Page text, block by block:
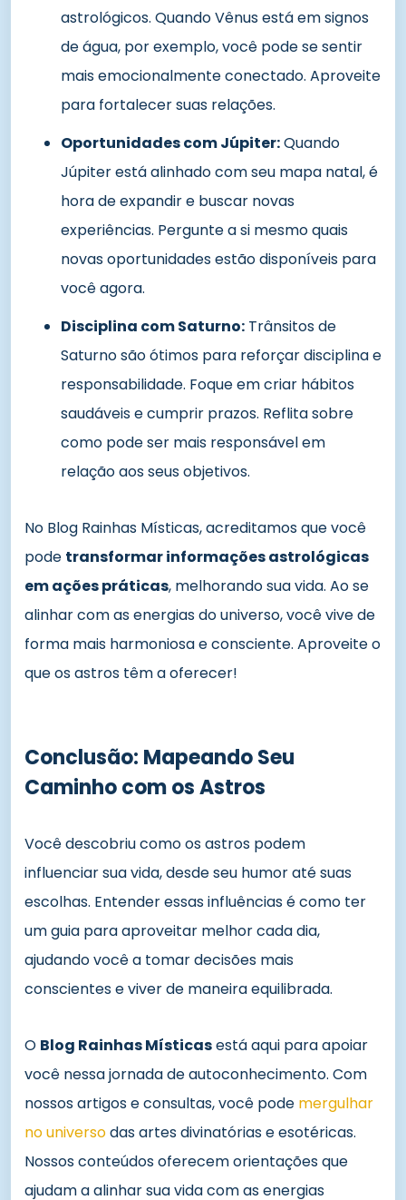
astrológicos. Quando Vênus está em signos
de água, por exemplo, você pode se sentir
mais emocionalmente conectado. Aproveite
para fortalecer suas relações.
Oportunidades com Júpiter:Quando
Júpiter está alinhado com seu mapa natal, é
hora de expandir e buscar novas
experiências. Pergunte a si mesmo quais
novas oportunidades estão disponíveis para
você agora.
Disciplina com Saturno: Trânsitos de
Saturno são ótimos para reforçar disciplina e
responsabilidade. Foque em criar hábitos
saudáveis e cumprir prazos. Reflita sobre
como pode ser mais responsável em
relação aos seus objetivos.
No Blog Rainhas Místicas, acreditamos que você
pode transformar informações astrológicas
em ações práticas, melhorando sua vida. Ao se
alinhar com as energias do universo, você vive de
forma mais harmoniosa e consciente. Aproveite o
que os astros têm a oferecer!
Conclusão: Mapeando Seu
Caminho com os Astros
Você descobriu como os astros podem
influenciar sua vida, desde seu humor até suas
escolhas. Entender essas influências é como ter
um guia para aproveitar melhor cada dia,
ajudando você a tomar decisões mais
conscientes e viver de maneira equilibrada.
O Blog Rainhas Místicasestá aqui para apoiar
você nessa jornada de autoconhecimento. Com
nossos artigos e consultas, você pode mergulhar
no universodas artes divinatórias e esotéricas.
Nossos conteúdos oferecem orientações que
ajudam a alinhar sua vida com as energias